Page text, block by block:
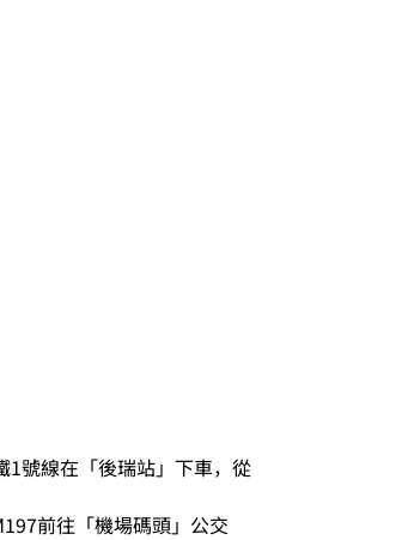
1號線在「後瑞站」下車，從
前往「機場碼頭」公交